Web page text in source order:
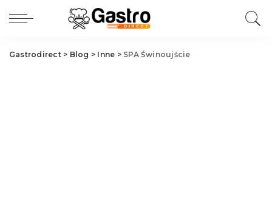
Gastrodirect> Blog > Inne > SPA Świnoujście